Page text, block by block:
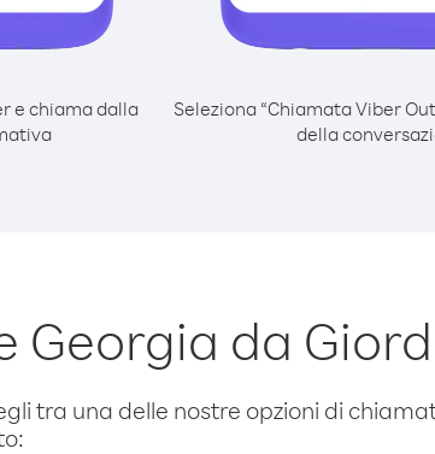
e chiama dalla
Seleziona “Chiamata Viber
della
Georgia da
tra una delle nostre opzioni di